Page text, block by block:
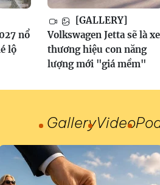
nổ
lộ
[GALLERY]
Volkswagen Jetta sẽ là xe
thương hiệu con năng
lượng mới "giá mềm"
GalleryVideo